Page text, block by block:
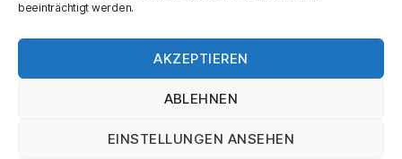
beeinträchtigt werden.
AKZEPTIEREN
ABLEHNEN
EINSTELLUNGEN ANSEHEN
Impressum und Datenschutz